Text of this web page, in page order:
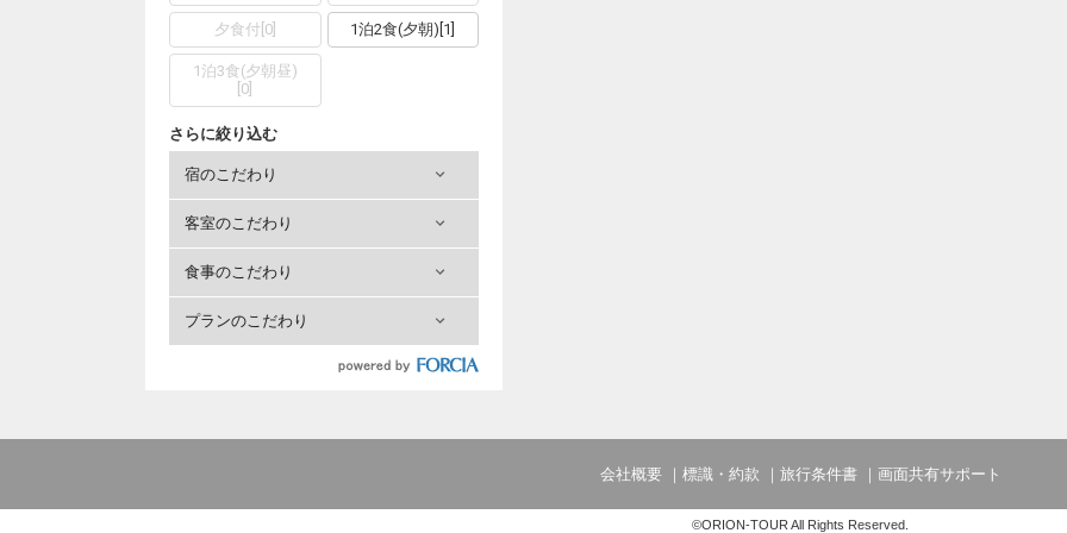
夕食付 0] 1泊2食(夕朝) 1
1泊3食(夕朝昼)
0
さらに絞り込む
宿のこだわり
客室のこだわり
食事のこだわり
プランのこだわり
会社概要 標識・約款 旅行条件書 画面共有サポート
©ORION-TOUR All Rights Reserved.